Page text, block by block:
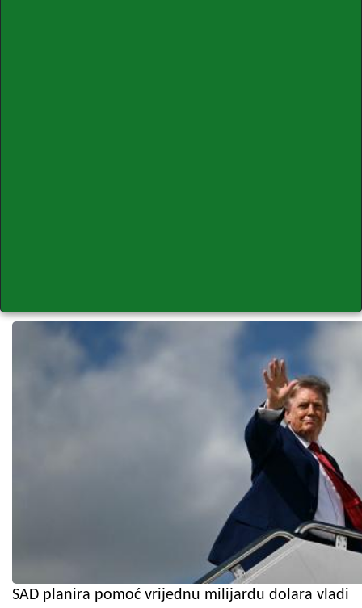
SAD planira pomoć vrijednu milijardu dolara vladi